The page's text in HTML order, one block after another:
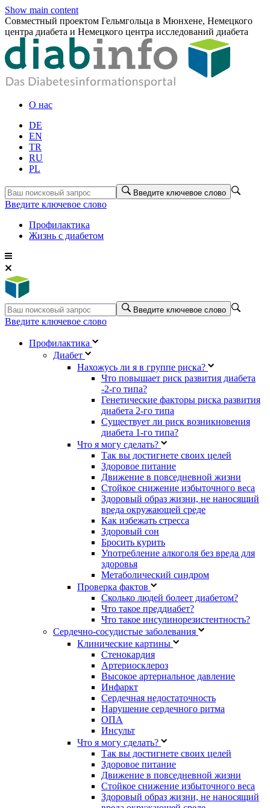
Show main content
Совместный проектом Гельмгольца в Мюнхене, Немецкого
центра диабета и Немецкого центра исследований диабета
О нас
DE
EN
TR
RU
PL
Введите ключевое слово
Введите ключевое слово
Профилактика
Жизнь с диабетом
Введите ключевое слово
Введите ключевое слово
Профилактика
Диабет
Нахожусь ли я в группе риска?
Что повышает риск развития диабета
-2-го типа?
Генетические факторы риска развития
диабета 2-го типа
Существует ли риск возникновения
диабета 1-го типа?
Что я могу сделать?
Так вы достигнете своих целей
Здоровое питание
Движение в повседневной жизни
Стойкое снижение избыточного веса
Здоровый образ жизни, не наносящий
вреда окружающей среде
Как избежать стресса
Здоровый сон
Бросить курить
Употребление алкоголя без вреда для
здоровья
Метаболический синдром
Проверка фактов
Сколько людей болеет диабетом?
Что такое преддиабет?
Что такое инсулинорезистентность?
Сердечно-сосудистые заболевания
Клинические картины
Стенокардия
Артериосклероз
Высокое артериальное давление
Инфаркт
Сердечная недостаточность
Нарушение сердечного ритма
ОПА
Инсульт
Что я могу сделать?
Так вы достигнете своих целей
Здоровое питание
Движение в повседневной жизни
Стойкое снижение избыточного веса
Здоровый образ жизни, не наносящий